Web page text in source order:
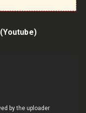
(Youtube)